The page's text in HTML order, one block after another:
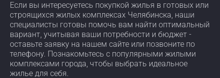
Если вы интересуетесь покупкой жилья в готовых или
строящихся жилых комплексах Челябинска, наши
специалисты готовы помочь вам найти оптимальный
вариант, учитывая ваши потребности и бюджет -
оставьте заявку на нашем сайте или позвоните по
телефону. Познакомьтесь с популярными жилыми
комплексами города, чтобы выбрать идеальное
жилье для себя.